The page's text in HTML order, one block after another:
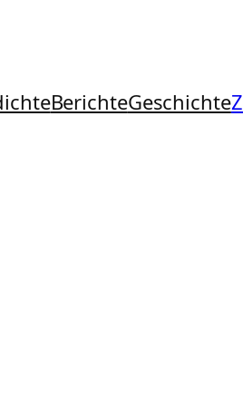
BerichteGeschichte